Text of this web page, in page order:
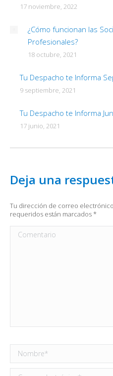
17 noviembre, 2022
¿Cómo funcionan las
Profesionales?
18 octubre, 2021
Tu Despacho te Informa
9 septiembre, 2021
Tu Despacho te Informa
17 junio, 2021
Deja una
Tu dirección de correo
requeridos están marcados*
Comentario
Nombre *
Correo electrónico *